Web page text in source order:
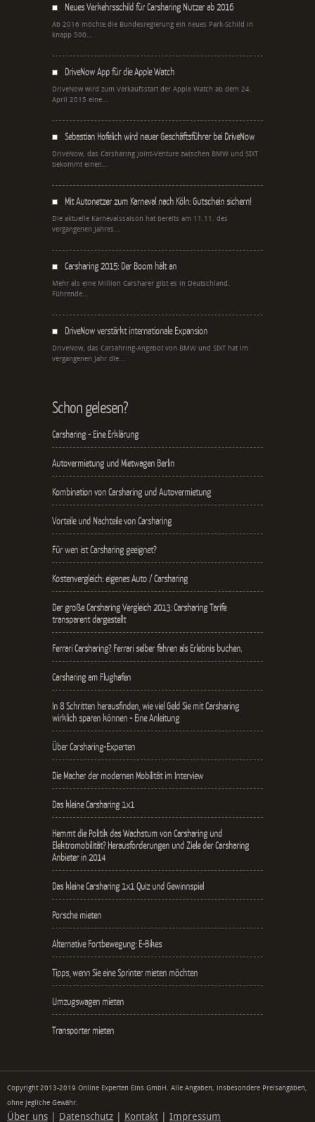
Neues Verkehrsschild für Carsharing Nutzer ab 2016
Ab 2016 möchte die Bundesregierung ein neues Park-Schild in
knapp 500...
DriveNow App für die Apple Watch
DriveNow wird zum Verkaufsstart der Apple Watch ab dem 24.
April 2015 eine...
Sebastian Hofelich wird neuer Geschäftsführer bei DriveNow
DriveNow, das Carsharing Joint-Venture zwischen BMW und SIXT
bekommt einen...
Mit Autonetzer zum Karneval nach Köln: Gutschein sichern!
Die aktuelle Karnevalssaison hat bereits am 11.11. des
vergangenen Jahres...
Carsharing 2015: Der Boom hält an
Mehr als eine Million Carsharer gibt es in Deutschland.
Führende...
DriveNow verstärkt internationale Expansion
DriveNow, das Carsahring-Angebot von BMW und SIXT hat im
vergangenen Jahr die...
Schon gelesen?
Carsharing - Eine Erklärung
Autovermietung und Mietwagen Berlin
Kombination von Carsharing und Autovermietung
Vorteile und Nachteile von Carsharing
Für wen ist Carsharing geeignet?
Kostenvergleich: eigenes Auto / Carsharing
Der große Carsharing Vergleich 2013: Carsharing Tarife
transparent dargestellt
Ferrari Carsharing? Ferrari selber fahren als Erlebnis buchen.
Carsharing am Flughafen
In 8 Schritten herausfinden, wie viel Geld Sie mit Carsharing
wirklich sparen können - Eine Anleitung
Über Carsharing-Experten
Die Macher der modernen Mobilität im Interview
Das kleine Carsharing 1x1
Hemmt die Politik das Wachstum von Carsharing und
Elektromobilität? Herausforderungen und Ziele der Carsharing
Anbieter in 2014
Das kleine Carsharing 1x1 Quiz und Gewinnspiel
Porsche mieten
Alternative Fortbewegung: E-Bikes
Tipps, wenn Sie eine Sprinter mieten möchten
Umzugswagen mieten
Transporter mieten
Copyright 2013-2019 Online Experten Eins GmbH. Alle Angaben, insbesondere Preisangaben,
ohne jegliche Gewähr.
Über uns Datenschutz Kontakt Impressum